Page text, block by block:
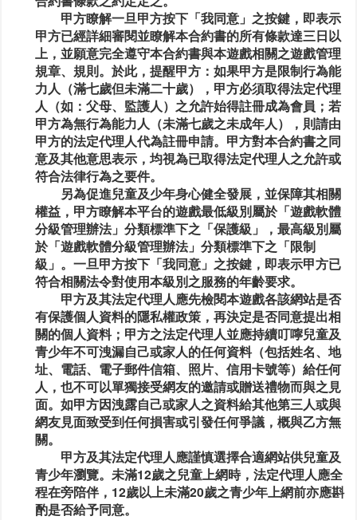
甲方瞭解一旦甲方按下「我同意」之按鍵，即表示
甲方已經詳細審閱並瞭解本合約書的所有條款達三日以
上，並願意完全遵守本合約書與本遊戲相關之遊戲管理
規章、規則。於此，提醒甲方：如果甲方是限制行為能
力人（滿七歲但未滿二十歲），甲方必須取得法定代理
人（如：父母、監護人）之允許始得註冊成為會員；若
甲方為無行為能力人（未滿七歲之未成年人），則請由
甲方的法定代理人代為註冊申請。甲方對本合約書之同
意及其他意思表示，均視為已取得法定代理人之允許或
符合法律行為之要件。
另為促進兒童及少年身心健全發展，並保障其相關
權益，甲方瞭解本平台的遊戲最低級別屬於「遊戲軟體
分級管理辦法」分類標準下之「保護級」，最高級別屬
於「遊戲軟體分級管理辦法」分類標準下之「限制
級」。一旦甲方按下「我同意」之按鍵，即表示甲方已
符合相關法令對使用本級別之服務的年齡要求。
甲方及其法定代理人應先檢閱本遊戲各該網站是否
有保護個人資料的隱私權政策，再決定是否同意提出相
關的個人資料；甲方之法定代理人並應持續叮嚀兒童及
青少年不可洩漏自己或家人的任何資料（包括姓名、地
址、電話、電子郵件信箱、照片、信用卡號等）給任何
人，也不可以單獨接受網友的邀請或贈送禮物而與之見
面。如甲方因洩露自己或家人之資料給其他第三人或與
網友見面致受到任何損害或引發任何爭議，概與乙方無
關。
甲方及其法定代理人應謹慎選擇合適網站供兒童及
青少年瀏覽。未滿12歲之兒童上網時，法定代理人應全
程在旁陪伴，12歲以上未滿20歲之青少年上網前亦應斟
酌是否給予同意。